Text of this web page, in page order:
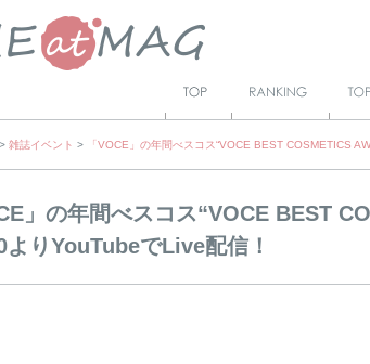
> 雑誌イベント > 「VOCE」の年間べスコス“VOCE BEST COSMETICS
」の年間べスコス“VOCE BEST
りYouTubeでLive配信！